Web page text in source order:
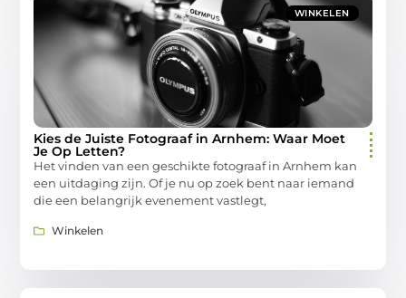
WINKELEN
Kies de Juiste Fotograaf in Arnhem: Waar Moet
Je Op Letten?
Het vinden van een geschikte fotograaf in Arnhem kan
een uitdaging zijn. Of je nu op zoek bent naar iemand
die een belangrijk evenement vastlegt,
Winkelen